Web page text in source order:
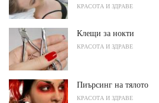
КРАСОТА И ЗДРАВЕ
Клещи за нокти
КРАСОТА И ЗДРАВЕ
Пиърсинг на тялото
КРАСОТА И ЗДРАВЕ